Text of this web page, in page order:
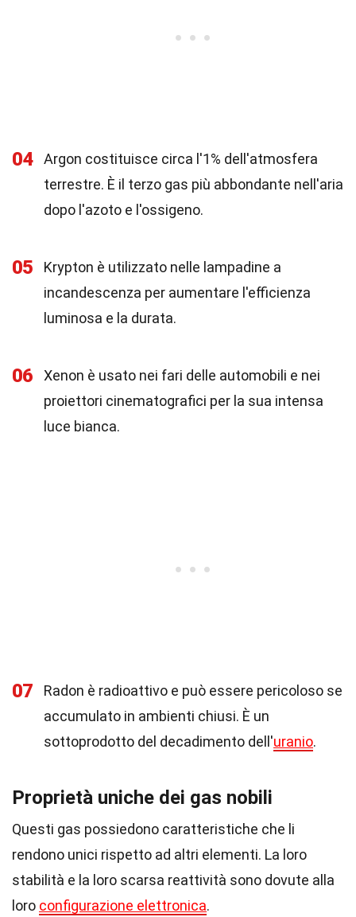
04
Argon costituisce circa l'1% dell'atmosfera
terrestre. È il terzo gas più abbondante nell'aria
dopo l'azoto e l'ossigeno.
05
Krypton è utilizzato nelle lampadine a
incandescenza per aumentare l'efficienza
luminosa e la durata.
06
Xenon è usato nei fari delle automobili e nei
proiettori cinematografici per la sua intensa
luce bianca.
07
Radon è radioattivo e può essere pericoloso se
accumulato in ambienti chiusi. È un
sottoprodotto del decadimento dell'uranio.
Proprietà uniche dei gas nobili
Questi gas possiedono caratteristiche che li
rendono unici rispetto ad altri elementi. La loro
stabilità e la loro scarsa reattività sono dovute alla
loro configurazione elettronica.